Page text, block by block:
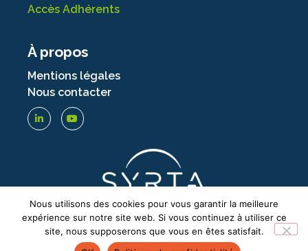
Accès Adhérents
À propos
Mentions légales
Nous contacter
Nous utilisons des cookies pour vous garantir la meilleure
expérience sur notre site web. Si vous continuez à utiliser ce
site, nous supposerons que vous en êtes satisfait.